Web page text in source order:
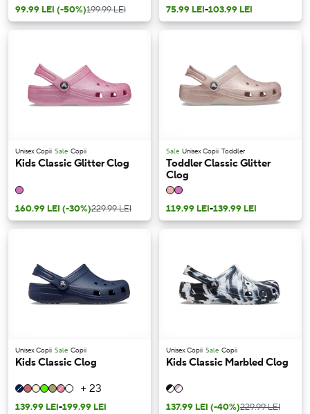
99.99 LEI (-50%)199.99 LEI 75.99 LEI-103.99 LEI
Unisex Copii Sale Copii
Kids Classic Glitter Clog
160.99 LEI (-30%)229.99 LEI
Sale Unisex Copii Toddler
Toddler Classic Glitter
Clog
119.99 LEI-139.99 LEI
Unisex Copii Sale Copii
Kids Classic Clog
+ 23
139.99 LEI-199.99 LEI
Unisex Copii Sale Copii
Kids Classic Marbled Clog
137.99 LEI (-40%)229.99 LEI